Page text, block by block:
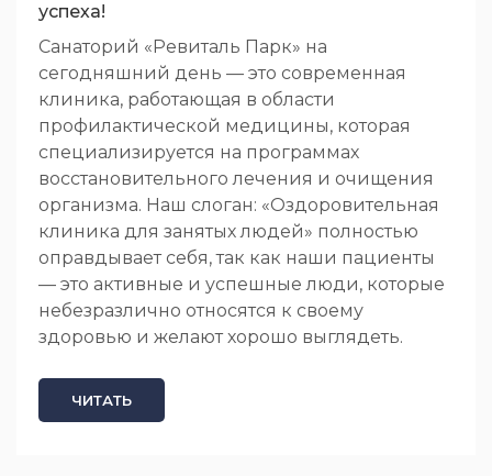
успеха!
Санаторий «Ревиталь Парк» на
сегодняшний день — это современная
клиника, работающая в области
профилактической медицины, которая
специализируется на программах
восстановительного лечения и очищения
организма. Наш слоган: «Оздоровительная
клиника для занятых людей» полностью
оправдывает себя, так как наши пациенты
— это активные и успешные люди, которые
небезразлично относятся к своему
здоровью и желают хорошо выглядеть.
ЧИТАТЬ